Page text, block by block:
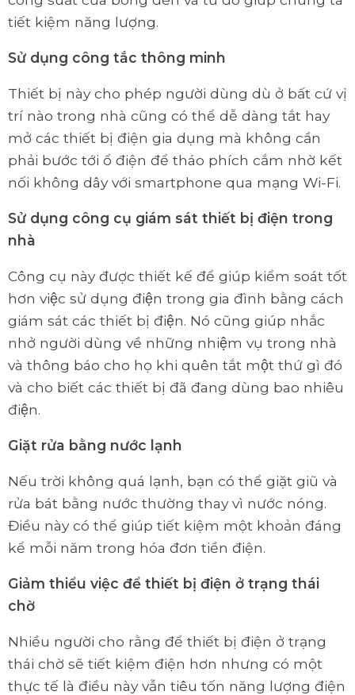
tiết kiệm năng lượng.
Sử dụng công tắc thông minh
Thiết bị này cho phép người dùng dù ở bất cứ vị
trí nào trong nhà cũng có thể dễ dàng tắt hay
mở các thiết bị điện gia dụng mà không cần
phải bước tới ổ điện để tháo phích cắm nhờ kết
nối không dây với smartphone qua mạng Wi-Fi.
Sử dụng công cụ giám sát thiết bị điện trong
nhà
Công cụ này được thiết kế để giúp kiểm soát tốt
hơn việc sử dụng điện trong gia đình bằng cách
giám sát các thiết bị điện. Nó cũng giúp nhắc
nhở người dùng về những nhiệm vụ trong nhà
và thông báo cho họ khi quên tắt một thứ gì đó
và cho biết các thiết bị đã đang dùng bao nhiêu
điện.
Giặt rửa bằng nước lạnh
Nếu trời không quá lạnh, bạn có thể giặt giũ và
rửa bát bằng nước thường thay vì nước nóng.
Điều này có thể giúp tiết kiệm một khoản đáng
kể mỗi năm trong hóa đơn tiền điện.
Giảm thiểu việc để thiết bị điện ở trạng thái
chờ
Nhiều người cho rằng để thiết bị điện ở trạng
thái chờ sẽ tiết kiệm điện hơn nhưng có một
thực tế là điều này vẫn tiêu tốn năng lượng điện